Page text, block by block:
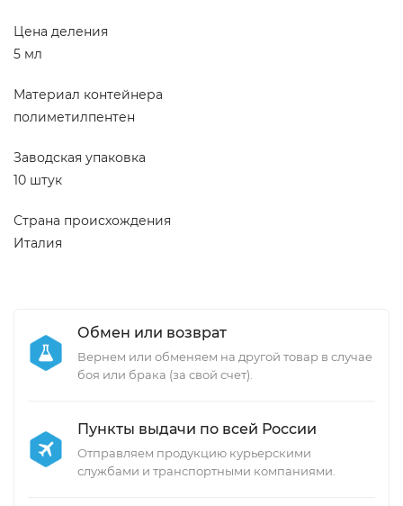
Цена деления
5 мл
Материал контейнера
полиметилпентен
Заводская упаковка
10 штук
Страна происхождения
Италия
Обмен или возврат
Вернем или обменяем на другой товар в случае
боя или брака (за свой счет).
Пункты выдачи по всей России
Отправляем продукцию курьерскими
службами и транспортными компаниями.